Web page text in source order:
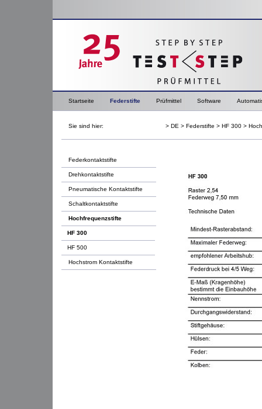
Startseite Federstifte Prüfmittel Software
Sie sind hier: > DE > Federstifte > HF 300 >
Federkontaktstifte
Drehkontaktstifte
Pneumatische Kontaktstifte
Schaltkontaktstifte
Hochfrequenzstifte
HF 300
HF 500
Hochstrom Kontaktstifte